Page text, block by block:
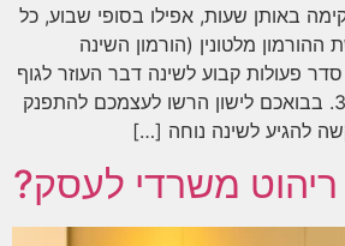
באותן שעות, אפילו בסופי שבוע, כל
מלטונין (הורמון השינה
לפתח סדר פעולות קבוע לשינה דבר העוזר לגוף
להתכונן לשלב השינה. 3. בבואכם לישון הרשו לעצמכם להתפנק
להגיע לשינה נוחה […]
ריהוט משרדי לעסק?